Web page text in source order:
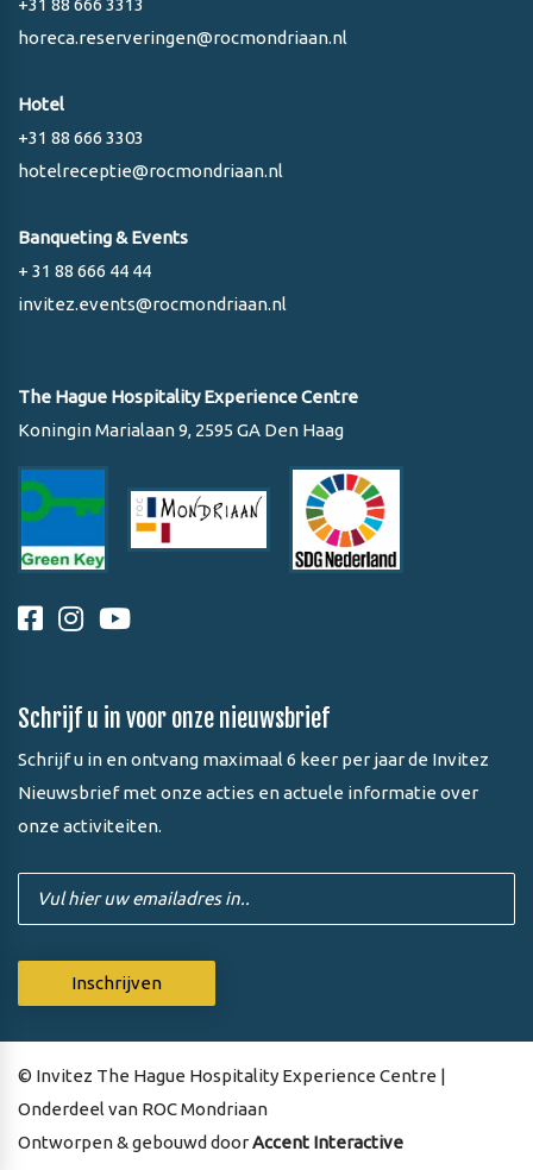
+31 88 666 3313
horeca.reserveringen@rocmondriaan.nl
Hotel
+31 88 666 3303
hotelreceptie@rocmondriaan.nl
Banqueting & Events
+ 31 88 666 44 44
invitez.events@rocmondriaan.nl
The Hague Hospitality Experience Centre
Koningin Marialaan 9, 2595 GA Den Haag
Schrijf u in voor onze nieuwsbrief
Schrijf u in en ontvang maximaal 6 keer per jaar de Invitez
Nieuwsbrief met onze acties en actuele informatie over
onze activiteiten.
© Invitez The Hague Hospitality Experience Centre |
Onderdeel van ROC Mondriaan
Ontworpen & gebouwd doorAccent Interactive